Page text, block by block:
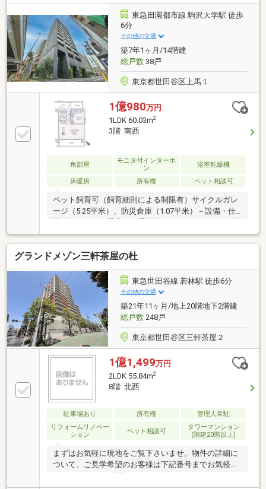
東急田園都市線 駒沢大学駅 徒歩
6分
その他の交通
築7年1ヶ月/14階建
総戸数38戸
東京都世田谷区上馬１
1億980万円
1LDK 60.03m2
3階 南西
角部屋
モニタ付インターホ
ン
浴室乾燥機
床暖房 所有権 ペット相談可
ペット飼育可（飼育細則による制限有）サイクルガレ
ージ（5.25平米）、防災倉庫（1.07平米）－設備・仕
18.6帖のLDK・複層ガラス、防音サッシ・人感センサ
ー付ダウンライト・TES温水式床暖房（LD部分）・フ
ルオートバス、エコジョーズ・食器洗い乾燥機・浴室
換気暖房乾燥機・奥行約1.8mのワイドバルコニー－留
意事項－・専有面積にはサイクルガレージ面積、防災
倉庫面積を含みます。
グランドメゾン三軒茶屋の杜
東急世田谷線 若林駅 徒歩6分
その他の交通
築21年11ヶ月/地上20階地下2階建
総戸数248戸
東京都世田谷区三軒茶屋２
1億1,499万円
2LDK 55.84m2
8階 北西
駐車場あり 所有権
管理人常駐
リフォームリノベー
ション
ペット相談可
タワーマンション
(階建20階以上)
まずはお気軽に現地をご覧下さいませ。物件の詳細に
ついて、ご見学希望のお客様は下記番号までお気軽に
【0120-104-132】